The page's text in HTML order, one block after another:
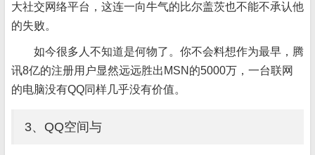
大社交网络平台，这连一向牛气的比尔盖茨也不能不承认他
的失败。
如今很多人不知道是何物了。你不会料想作为最早，腾
讯8亿的注册用户显然远远胜出MSN的5000万，一台联网
的电脑没有QQ同样几乎没有价值。
3、QQ空间与